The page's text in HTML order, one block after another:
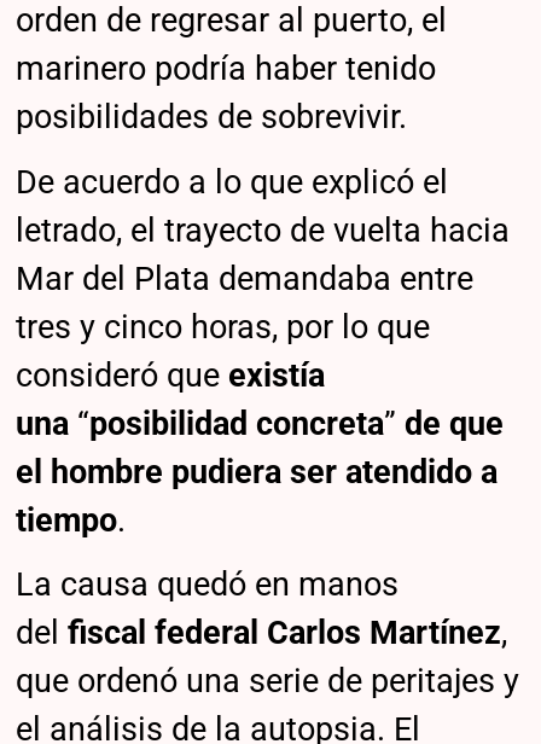
orden de regresar al puerto, el
marinero podría haber tenido
posibilidades de sobrevivir.
De acuerdo a lo que explicó el
letrado, el trayecto de vuelta hacia
Mar del Plata demandaba entre
tres y cinco horas, por lo que
consideró que existía
una “posibilidad concreta”de que
el hombre pudiera ser atendido a
tiempo.
La causa quedó en manos
delfiscal federal Carlos Martínez,
que ordenó una serie de peritajes y
el análisis de la autopsia. El